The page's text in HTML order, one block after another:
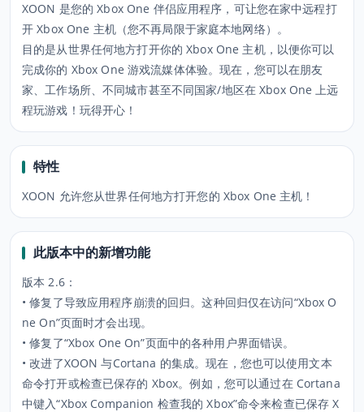
XOON 是您的 Xbox One 伴侣应用程序，可让您在家中远程打
开 Xbox One 主机（您不再局限于家庭本地网络）。
目的是从世界任何地方打开你的 Xbox One 主机，以便你可以
完成你的 Xbox One 游戏流媒体体验。现在，您可以在朋友
家、工作场所、不同城市甚至不同国家/地区在 Xbox One 上远
程玩游戏！玩得开心！
特性
XOON 允许您从世界任何地方打开您的 Xbox One 主机！
此版本中的新增功能
版本 2.6：
• 修复了导致应用程序崩溃的回归。这种回归仅在访问“Xbox O
ne On”页面时才会出现。
• 修复了“Xbox One On”页面中的各种用户界面错误。
• 改进了XOON 与Cortana 的集成。现在，您也可以使用文本
命令打开或检查已保存的 Xbox。例如，您可以通过在 Cortana
中键入“Xbox Companion 检查我的 Xbox”命令来检查已保存 X